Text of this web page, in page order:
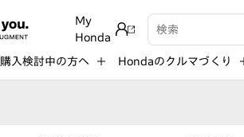
My
Honda
検索キーワード入力
購入検討中の方へ Hondaのクルマづくり